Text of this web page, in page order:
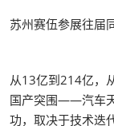
苏州赛伍参展往届
从13亿到214亿，
国产突围——汽车
功，取决于技术迭